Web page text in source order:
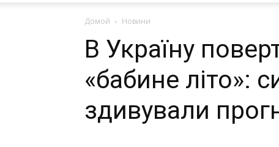
Домой Новини
В Україну
«бабине літо»:
здивували